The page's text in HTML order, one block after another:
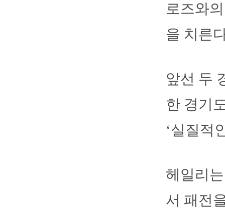
로즈와
을 치른
앞선 두
한 경기
‘실질적
헤일리
서 패전